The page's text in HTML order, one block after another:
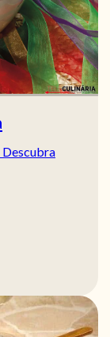
Descubra